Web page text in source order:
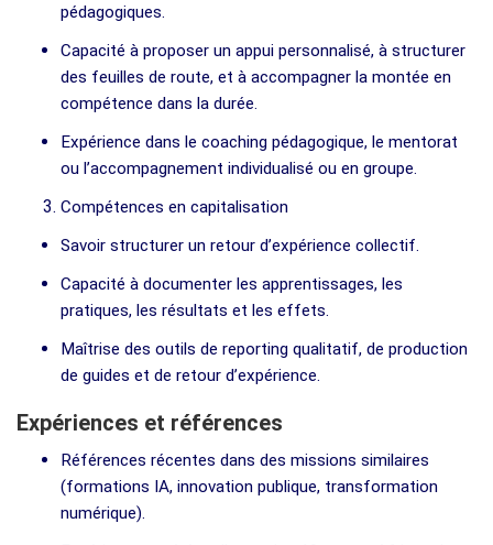
pédagogiques.
Capacité à proposer un appui personnalisé, à structurer
des feuilles de route, et à accompagner la montée en
compétence dans la durée.
Expérience dans le coaching pédagogique, le mentorat
ou l’accompagnement individualisé ou en groupe.
Compétences en capitalisation
Savoir structurer un retour d’expérience collectif.
Capacité à documenter les apprentissages, les
pratiques, les résultats et les effets.
Maîtrise des outils de reporting qualitatif, de production
de guides et de retour d’expérience.
Expériences et références
Références récentes dans des missions similaires
(formations IA, innovation publique, transformation
numérique).